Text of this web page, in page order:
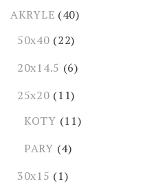
AKRYLE (40)
50x40 (22)
20x14.5 (6)
25x20 (11)
KOTY (11)
PARY (4)
30x15 (1)